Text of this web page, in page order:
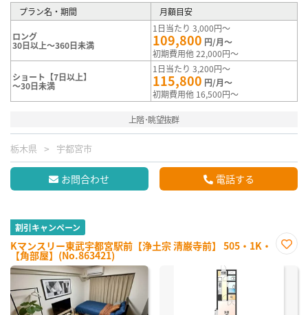
プラン名・期間 月額目安
ロング
30日以上～360日未満
1日当たり 3,000円～
109,800 円/月～
初期費用他 22,000円～
ショート【7日以上】
～30日未満
1日当たり 3,200円～
115,800 円/月～
初期費用他 16,500円～
上階･眺望抜群
栃木県 宇都宮市
お問合わせ 電話する
割引キャンペーン
Kマンスリー東武宇都宮駅前【浄土宗 清巌寺前】 505・1K・
【角部屋】(No.863421)
に入